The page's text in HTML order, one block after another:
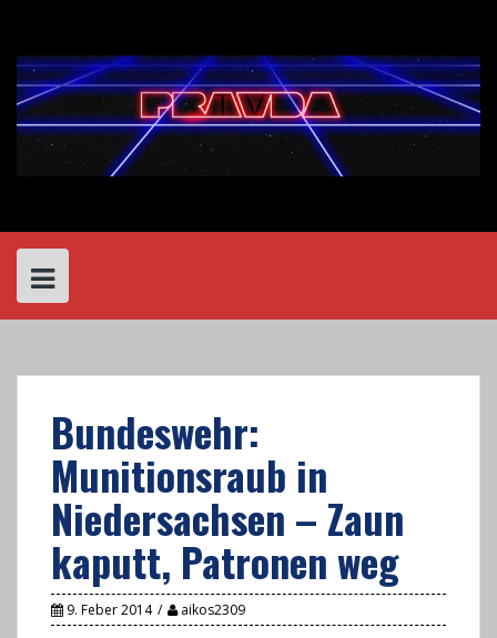
content
Bundeswehr:
Munitionsraub in
Niedersachsen – Zaun
kaputt, Patronen weg
9. Feber 2014 aikos2309